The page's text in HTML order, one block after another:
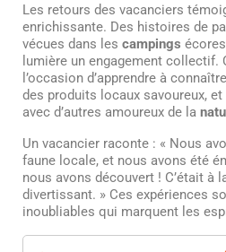
Les retours des vacanciers
enrichissante. Des histoires de
vécues dans les campings
lumière un engagement collectif.
l’occasion d’apprendre à
des produits locaux savoureux,
avec d’autres amoureux de la
Un vacancier raconte : « Nous
faune locale, et nous avons été
nous avons découvert ! C’était à
divertissant. » Ces expériences
inoubliables qui marquent les